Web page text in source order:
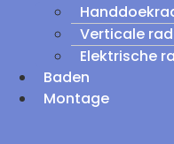
Verticale
Elektrische
Baden
Montage